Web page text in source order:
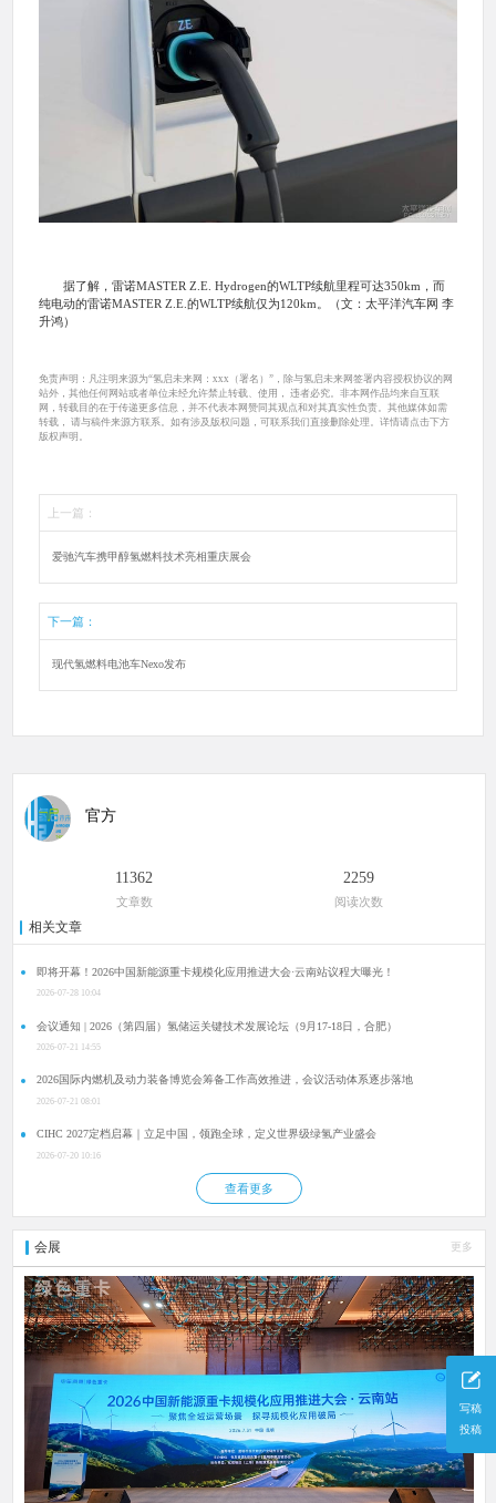
写稿
投稿
据了解，雷诺MASTER Z.E. Hydrogen的WLTP续航里程可达350km，而
纯电动的雷诺MASTER Z.E.的WLTP续航仅为120km。（文：太平洋汽车网 李
升鸿）
免责声明：凡注明来源为“氢启未来网：xxx（署名）”，除与氢启未来网签署内容授权协议的网
站外，其他任何网站或者单位未经允许禁止转载、使用， 违者必究。非本网作品均来自互联
网，转载目的在于传递更多信息，并不代表本网赞同其观点和对其真实性负责。其他媒体如需
转载， 请与稿件来源方联系。如有涉及版权问题，可联系我们直接删除处理。详情请点击下方
版权声明。
上一篇：
爱驰汽车携甲醇氢燃料技术亮相重庆展会
下一篇：
现代氢燃料电池车Nexo发布
官方
11362
文章数
2259
阅读次数
相关文章
即将开幕！2026中国新能源重卡规模化应用推进大会·云南站议程大曝光！
2026-07-28 10:04
会议通知 | 2026（第四届）氢储运关键技术发展论坛（9月17-18日，合肥）
2026-07-21 14:55
2026国际内燃机及动力装备博览会筹备工作高效推进，会议活动体系逐步落地
2026-07-21 08:01
CIHC 2027定档启幕｜立足中国，领跑全球，定义世界级绿氢产业盛会
2026-07-20 10:16
查看更多
会展 更多